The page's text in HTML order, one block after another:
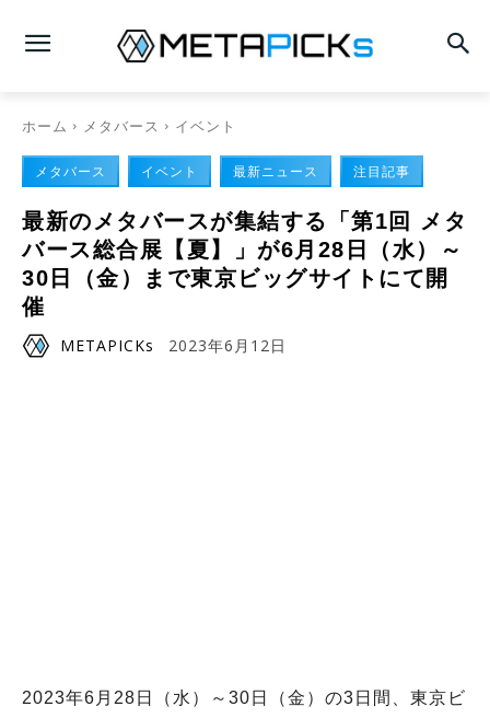
ホーム メタバース イベント
メタバース イベント 最新ニュース 注目記事
最新のメタバースが集結する「第1回 メタ
バース総合展【夏】」が6月28日（水）～
30日（金）まで東京ビッグサイトにて開
催
METAPICKs 2023年6月12日
2023年6月28日（水）～30日（金）の3日間、東京ビ